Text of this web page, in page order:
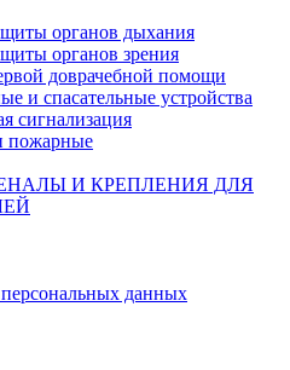
органов дыхания
органов зрения
доврачебной помощи
и спасательные устройства
сигнализация
пожарные
И КРЕПЛЕНИЯ ДЛЯ
данных